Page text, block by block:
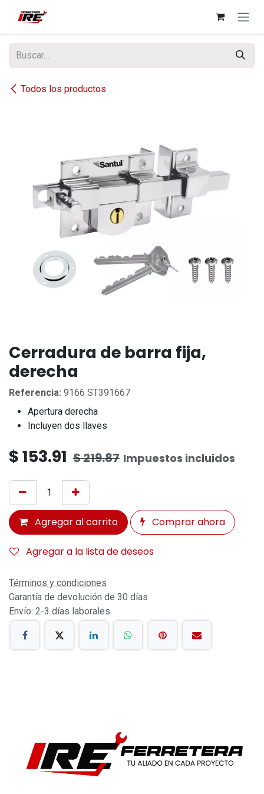
Todos los productos
Cerradura de barra fija,
derecha
Referencia: 9166 ST391667
Apertura derecha
Incluyen dos llaves
$153.91 $219.87 Impuestos incluidos
Agregar al carrito Comprar ahora
Agregar a la lista de deseos
Términos y condiciones
Garantía de devolución de 30 días
Envío: 2-3 días laborales